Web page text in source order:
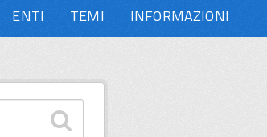
ENTI TEMI INFORMAZIONI